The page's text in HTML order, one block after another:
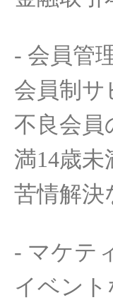
- 会員管
会員制 サ
不良会員
満14歳未
苦情解決
- マケテ
イベント